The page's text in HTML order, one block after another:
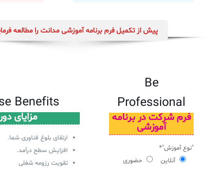
پیش از تکمیل فرم برنامه آموزشی مدانت را مطالعه
Be
Professional
فرم شرکت در برنامه
آموزشی
"نوع آموزش"*
آنلاین
حضوری
Benefits
مزایای
ارتقای بلوغ فناوری شما.
افزایش سطح درآمد.
تقویت رزومه شغلی
اندپوینت سنترال [سامانه مدیریت نقاط پایانی]
AD360
Log360 ابزار SIEM
مجموعه راهکارهای آیناک
آموزش‌ ویدیویی مفاهیم سرویس دسک
ITIL & SDP
آموزش فارسی ITIL4
مقالات آموزشی